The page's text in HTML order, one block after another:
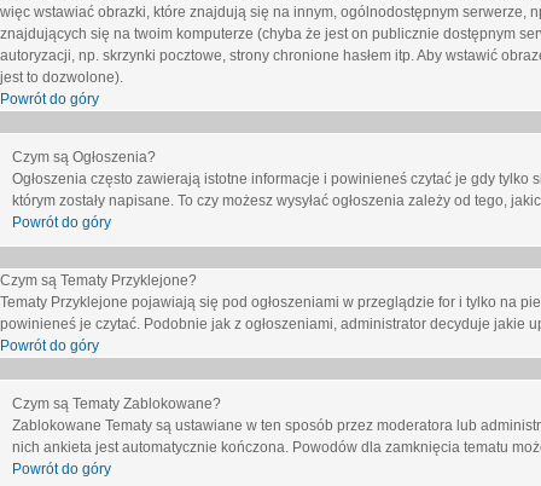
więc wstawiać obrazki, które znajdują się na innym, ogólnodostępnym serwerze,
znajdujących się na twoim komputerze (chyba że jest on publicznie dostępnym
autoryzacji, np. skrzynki pocztowe, strony chronione hasłem itp. Aby wstawić
jest to dozwolone).
Powrót do góry
Czym są Ogłoszenia?
Ogłoszenia często zawierają istotne informacje i powinieneś czytać je gdy
którym zostały napisane. To czy możesz wysyłać ogłoszenia zależy od tego,
Powrót do góry
Czym są Tematy Przyklejone?
Tematy Przyklejone pojawiają się pod ogłoszeniami w przeglądzie for i tylko na
powinieneś je czytać. Podobnie jak z ogłoszeniami, administrator decyduje
Powrót do góry
Czym są Tematy Zablokowane?
Zablokowane Tematy są ustawiane w ten sposób przez moderatora lub
nich ankieta jest automatycznie kończona. Powodów dla zamknięcia tematu
Powrót do góry